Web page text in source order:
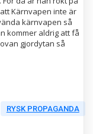
Kärnvapen inte är
kärnvapen så
kommer aldrig att få
gjordytan så
RYSK PROPAGANDA